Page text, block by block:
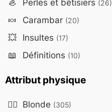
🦪 Perles et bêtisiers (26)
🍬 Carambar (20)
💥 Insultes (17)
📖 Définitions (10)
Attribut physique
👱‍♀️ Blonde (305)